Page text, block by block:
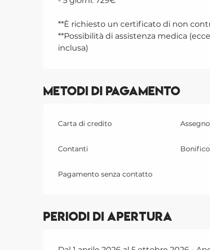
**È richiesto un certificato di non
**Possibilità di assistenza medica
inclusa)
Metodi di pagamento
Carta di credito Assegno
Contanti
Pagamento senza contatto
Periodi di apertura